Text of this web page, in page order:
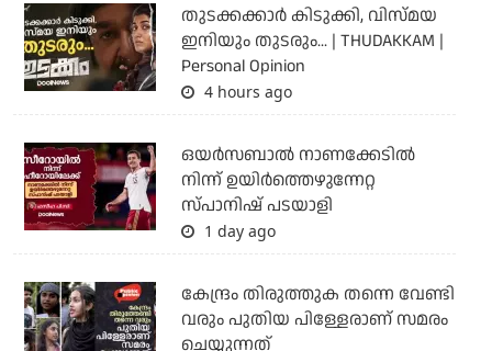
തുടക്കക്കാര്‍ കിടുക്കി, വിസ്മയ
ഇനിയും തുടരും... | THUDAKKAM |
Personal Opinion
4 hours ago
ഒയര്‍സബാൽ നാണക്കേടിൽ
നിന്ന് ഉയിർത്തെഴുന്നേറ്റ
സ്പാനിഷ് പടയാളി
1 day ago
കേന്ദ്രം തിരുത്തുക തന്നെ വേണ്ടി
വരും പുതിയ പിള്ളേരാണ് സമരം
ചെയ്യുന്നത്